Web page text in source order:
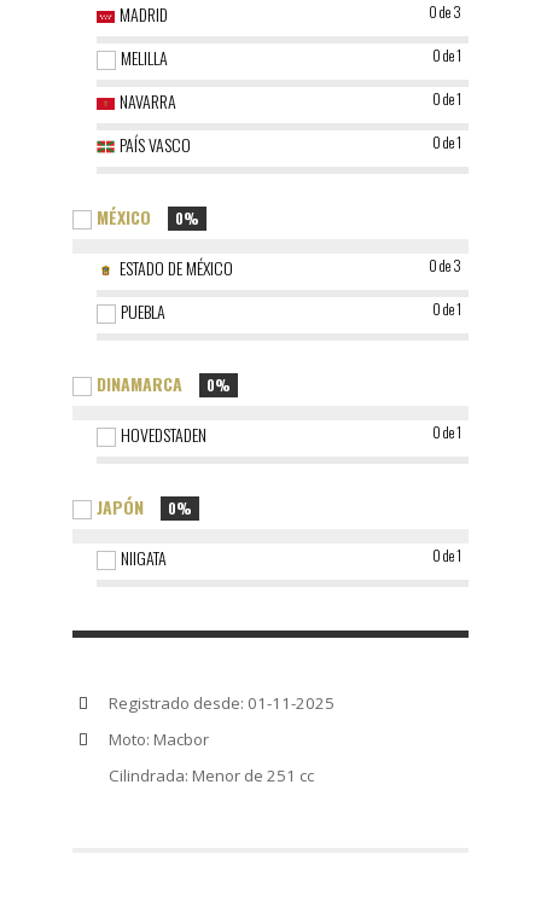
MADRID 0 de 3
MELILLA 0 de 1
NAVARRA 0 de 1
PAÍS VASCO 0 de 1
MÉXICO 0%
ESTADO DE MÉXICO 0 de 3
PUEBLA 0 de 1
DINAMARCA 0%
HOVEDSTADEN 0 de 1
JAPÓN 0%
NIIGATA 0 de 1
Registrado desde: 01-11-2025
Moto: Macbor
Cilindrada: Menor de 251 cc